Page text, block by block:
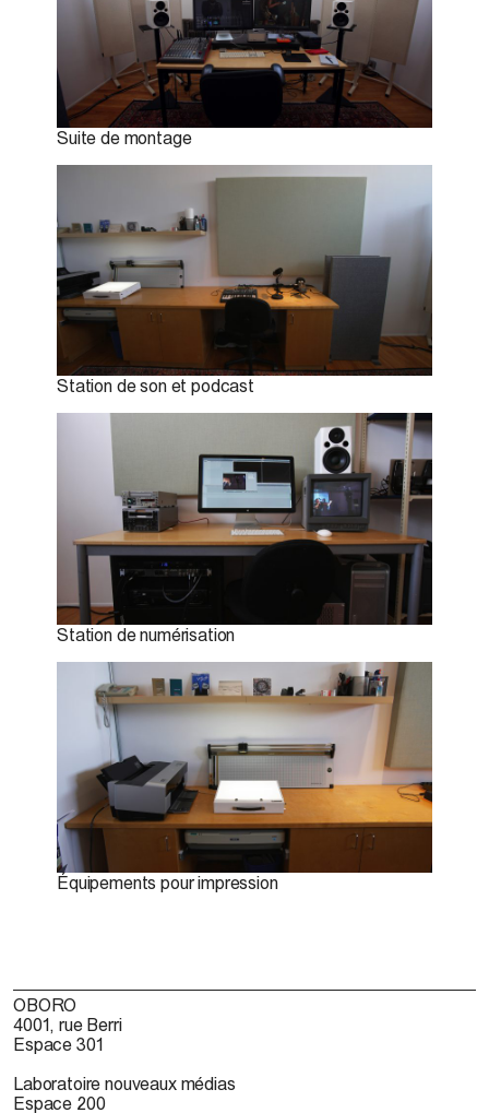
Suite de montage
Station de son et podcast
Station de numérisation
Équipements pour impression
OBORO
4001, rue Berri
Espace 301
Laboratoire nouveaux médias
Espace 200